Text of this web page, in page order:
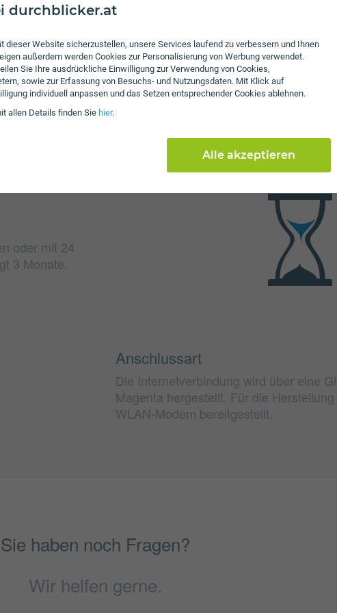
durchblicker.at
dieser Website sicherzustellen, unsere Services laufend zu verbessern und Ihnen
außerdem werden Cookies zur Personalisierung von Werbung verwendet.
Sie Ihre ausdrückliche Einwilligung zur Verwendung von Cookies,
sowie zur Erfassung von Besuchs- und Nutzungsdaten. Mit Klick auf
individuell anpassen und das Setzen entsprechender Cookies ablehnen.
allen Details finden Sie hier.
Alle akzeptieren
Gebühren
Beim Tarif Business Internet Fiber 500
oder mit 24
3 Monate.
Anschlussart
Die Internetverbindung wird über eine
Magenta hergestellt. Für die
WLAN-Modem bereitgestellt.
Sie haben noch Fragen?
Wir helfen gerne.